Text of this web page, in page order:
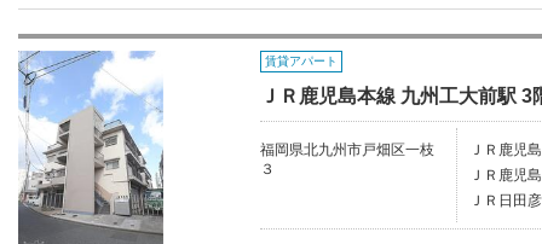
賃貸アパート
ＪＲ鹿児島本線 九州工大前駅 3
福岡県北九州市戸畑区一枝
３
ＪＲ鹿児
ＪＲ鹿児
ＪＲ日田